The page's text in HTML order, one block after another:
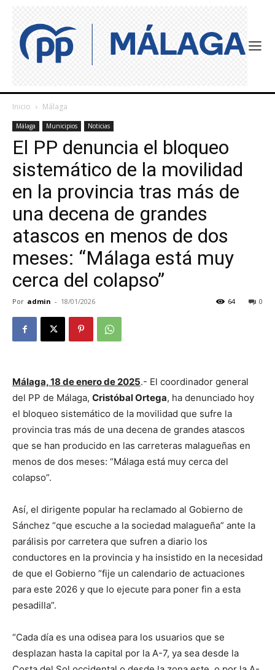
Inicio Málaga
Málaga Municipios Noticias
El PP denuncia el bloqueo
sistemático de la movilidad
en la provincia tras más de
una decena de grandes
atascos en menos de dos
meses: “Málaga está muy
cerca del colapso”
Por admin - 18/01/2026 0
64
Málaga, 18 de enero de 2025.- El coordinador general
del PP de Málaga, Cristóbal Ortega, ha denunciado hoy
el bloqueo sistemático de la movilidad que sufre la
provincia tras más de una decena de grandes atascos
que se han producido en las carreteras malagueñas en
menos de dos meses: “Málaga está muy cerca del
colapso”.
Así, el dirigente popular ha reclamado al Gobierno de
Sánchez “que escuche a la sociedad malagueña” ante la
parálisis por carretera que sufren a diario los
conductores en la provincia y ha insistido en la necesidad
de que el Gobierno “fije un calendario de actuaciones
para este 2026 y que lo ejecute para poner fin a esta
pesadilla”.
“Cada día es una odisea para los usuarios que se
desplazan hasta la capital por la A-7, ya sea desde la